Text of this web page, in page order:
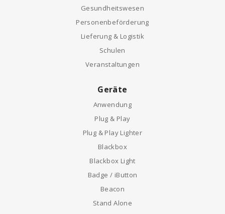
Gesundheitswesen
Personenbeförderung
Lieferung & Logistik
Schulen
Veranstaltungen
Geräte
Anwendung
Plug & Play
Plug & Play Lighter
Blackbox
Blackbox Light
Badge / iButton
Beacon
Stand Alone